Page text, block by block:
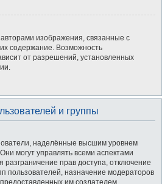
изображения, связанные с
содержание. Возможность
от разрешений, установленных
и группы
наделённые высшим уровнем
могут управлять всеми аспектами
прав доступа, отключение
пользователей, назначение модераторов
им создателем